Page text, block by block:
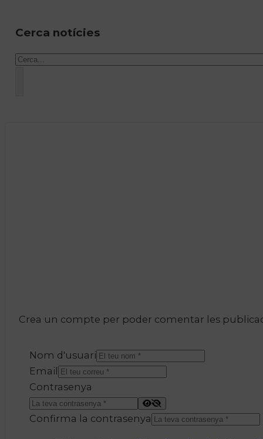
Cerca notícies
Cercar
Crea un compte per poder comentar les
Nom d'usuari
Email
Contrasenya
Confirma la contrasenya